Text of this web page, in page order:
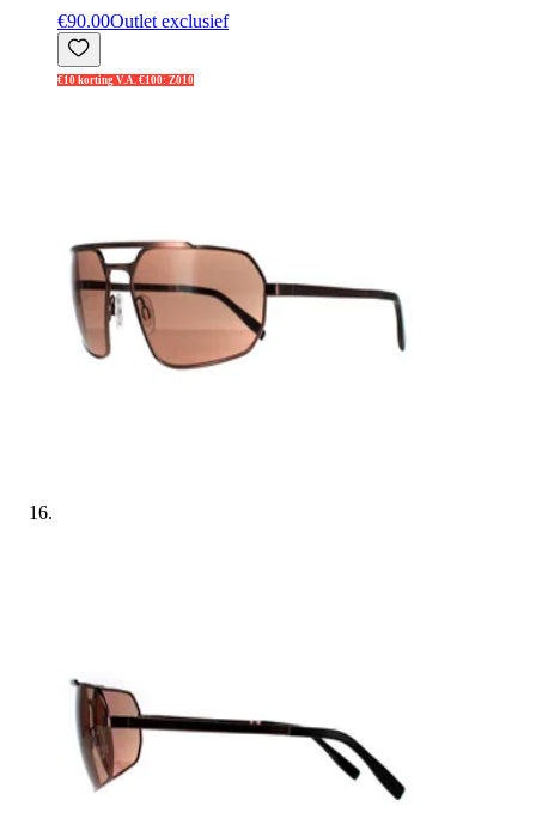
€90.00Outlet exclusief
€10 korting V.A. €100: Z010